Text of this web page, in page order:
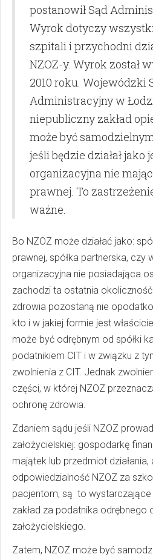
postanowił Sąd
Wyrok dotyczy
szpitali i przychodni
NZOZ-y. Wyrok został
2010 roku. Wojewódzki
Administracyjny w
niepubliczny zakład
może być
jeśli będzie działał jako
organizacyjna nie
prawnej. To
ważne.
Bo NZOZ może działać jako:
prawnej, spółka partnerska, czy
organizacyjna nie posiadająca
zachodzi ta ostatnia
zdrowia pozostaną nie
kto i w jakiej formie jest
może być odrębnym od spółki
podatnikiem CIT i w związku z
zwolnienia z CIT. Jednak
części, w której NZOZ
ochronę zdrowia.
Zdaniem sądu jeśli NZOZ
założycielskiej: gospodarkę
majątek lub przedmiot
odpowiedzialność NZOZ za
pacjentom, są to
zakład za podatnika odrębnego
założycielskiego.
Zatem, NZOZ może być